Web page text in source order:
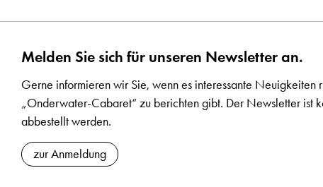
Melden Sie sich für unseren Newsletter an.
Gerne informieren wir Sie, wenn es interessante Neuigkeiten
„Onderwater-Cabaret“ zu berichten gibt. Der Newsletter ist
abbestellt werden.
zur Anmeldung